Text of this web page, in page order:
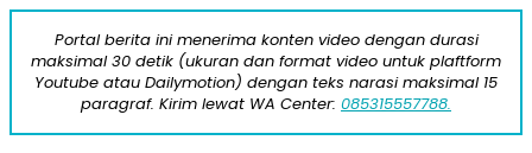
Portal berita ini menerima konten video dengan durasi
maksimal 30 detik (ukuran dan format video untuk plaftform
Youtube atau Dailymotion) dengan teks narasi maksimal 15
paragraf. Kirim lewat WA Center: 085315557788.